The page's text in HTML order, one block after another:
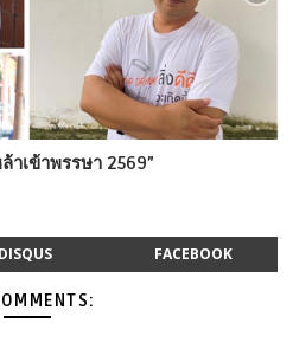
าเข้าพรรษา 2569”
DISQUS FACEBOOK